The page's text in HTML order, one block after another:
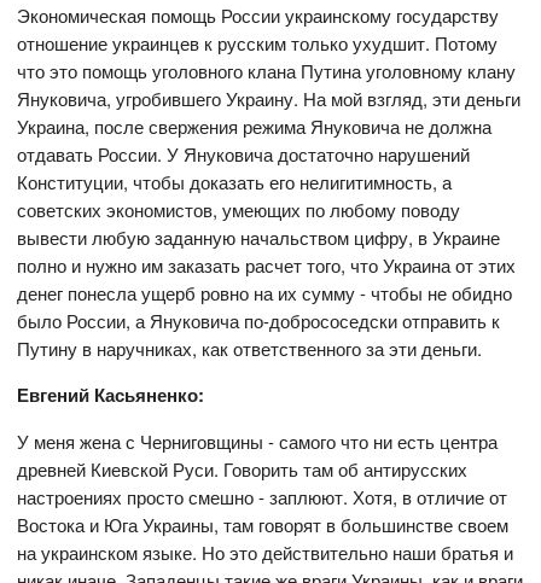
Экономическая помощь России украинскому государству
отношение украинцев к русским только ухудшит. Потому
что это помощь уголовного клана Путина уголовному клану
Януковича, угробившего Украину. На мой взгляд, эти деньги
Украина, после свержения режима Януковича не должна
отдавать России. У Януковича достаточно нарушений
Конституции, чтобы доказать его нелигитимность, а
советских экономистов, умеющих по любому поводу
вывести любую заданную начальством цифру, в Украине
полно и нужно им заказать расчет того, что Украина от этих
денег понесла ущерб ровно на их сумму - чтобы не обидно
было России, а Януковича по-добрососедски отправить к
Путину в наручниках, как ответственного за эти деньги.
Евгений Касьяненко:
У меня жена с Черниговщины - самого что ни есть центра
древней Киевской Руси. Говорить там об антирусских
настроениях просто смешно - заплюют. Хотя, в отличие от
Востока и Юга Украины, там говорят в большинстве своем
на украинском языке. Но это действительно наши братья и